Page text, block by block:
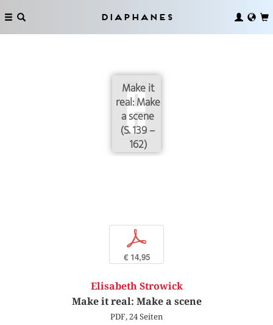
Diaphanes
Make it
real: Make
a scene
(S. 139 –
162)
p
€ 14,95
Elisabeth Strowick
Make it real: Make a scene
PDF, 24 Seiten